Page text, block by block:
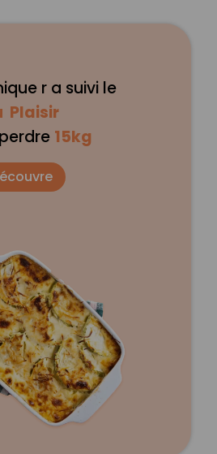
r a suivi le
Plaisir
15kg